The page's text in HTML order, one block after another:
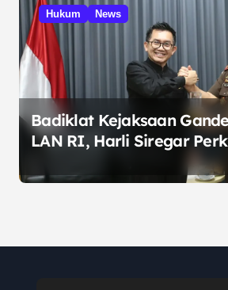
Hukum News
Badiklat Kejaksaan
LAN RI, Harli Siregar
SDM Penegak Hukum